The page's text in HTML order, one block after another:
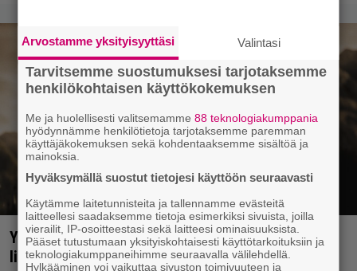
Yöllä tv:ssä: Sotaelokuvan näyttelijät kasvattivat
lihakset nopeasti erikoisella kikalla – IMDb-
Arvostamme yksityisyyttäsi Valintasi
Tarvitsemme suostumuksesi tarjotaksemme
henkilökohtaisen käyttökokemuksen
Me ja huolellisesti valitsemamme88 teknologiakumppania
hyödynnämme henkilötietoja tarjotaksemme paremman
käyttäjäkokemuksen sekä kohdentaaksemme sisältöä ja
mainoksia.
Hyväksymällä suostut tietojesi käyttöön seuraavasti
Käytämme laitetunnisteita ja tallennamme evästeitä
laitteellesi saadaksemme tietoja esimerkiksi sivuista, joilla
vierailit, IP-osoitteestasi sekä laitteesi ominaisuuksista.
Pääset tutustumaan yksityiskohtaisesti käyttötarkoituksiin ja
teknologiakumppaneihimme seuraavalla välilehdellä.
Hylkääminen voi vaikuttaa sivuston toimivuuteen ja